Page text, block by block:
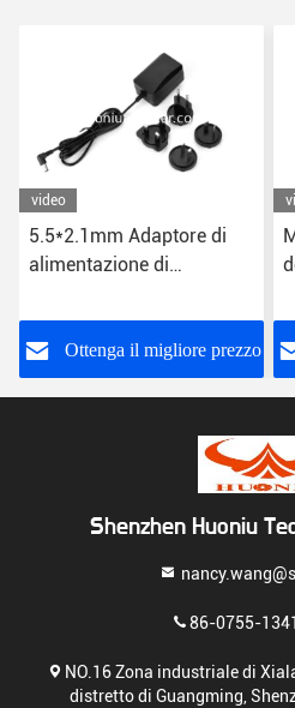
video
5.5*2.1mm Adaptore di
alimentazione di
efficienza universale per
la protezione da tensione
12V DC US/EU/UK/AU
Ottenga il migliore prezzo
Shenzhen Huoniu
86-0755-
NO.16 Zona industriale di
distretto di Guangming,